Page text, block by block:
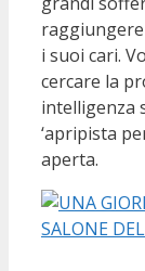
i suoi cari.
cercare la
intelligenza
‘apripista
aperta.